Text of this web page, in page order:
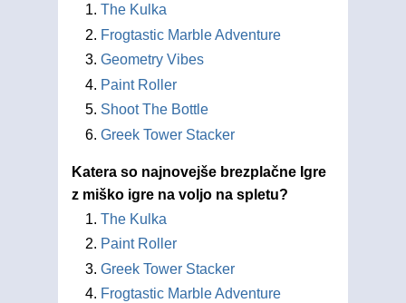
The Kulka
Frogtastic Marble Adventure
Geometry Vibes
Paint Roller
Shoot The Bottle
Greek Tower Stacker
Katera so najnovejše brezplačne Igre
z miško igre na voljo na spletu?
The Kulka
Paint Roller
Greek Tower Stacker
Frogtastic Marble Adventure